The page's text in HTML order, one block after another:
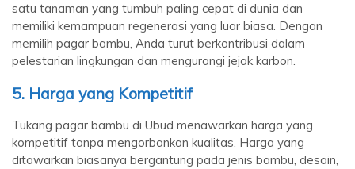
satu tanaman yang tumbuh paling cepat di dunia dan
memiliki kemampuan regenerasi yang luar biasa. Dengan
memilih pagar bambu, Anda turut berkontribusi dalam
pelestarian lingkungan dan mengurangi jejak karbon.
5. Harga yang Kompetitif
Tukang pagar bambu di Ubud menawarkan harga yang
kompetitif tanpa mengorbankan kualitas. Harga yang
ditawarkan biasanya bergantung pada jenis bambu, desain,